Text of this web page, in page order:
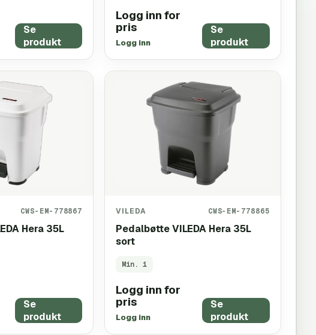
Se
produkt
Logg inn for
pris
Logg inn
Se
produkt
CWS-EM-778867
Hera 35L
Se
produkt
VILEDA CWS-EM-778865
Pedalbøtte VILEDA Hera 35L
sort
Min.1
Logg inn for
pris
Logg inn
Se
produkt